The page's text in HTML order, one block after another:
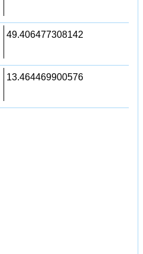
49.406477308142
13.464469900576